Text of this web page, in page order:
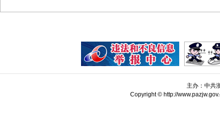
主办：中共
Copyright © http://